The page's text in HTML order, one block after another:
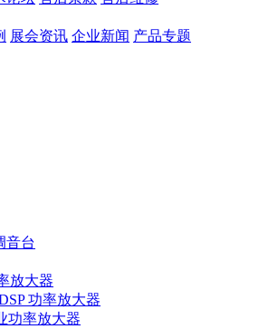
展会资讯 企业新闻 产品专题
音台
放大器
功率放大器
功率放大器